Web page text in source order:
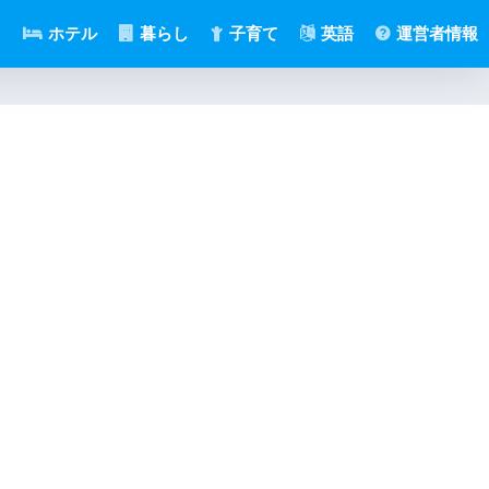
ホテル 暮らし 子育て 英語 運営者情報